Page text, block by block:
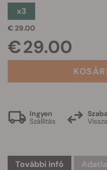
x3
€ 29.00
€ 29.00
Ingyen
Szállítás
További infó